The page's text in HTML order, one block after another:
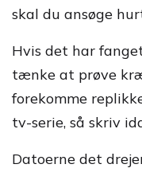
skal du ansøge
Hvis det har
tænke at prøve
forekomme
tv-serie, så skriv
Datoerne det